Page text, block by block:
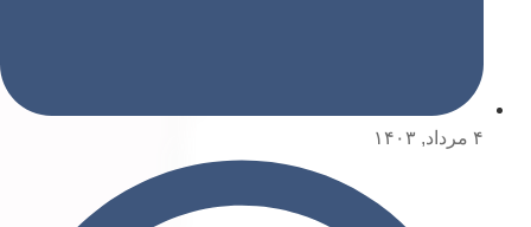
۴ مرداد, ۱۴۰۳